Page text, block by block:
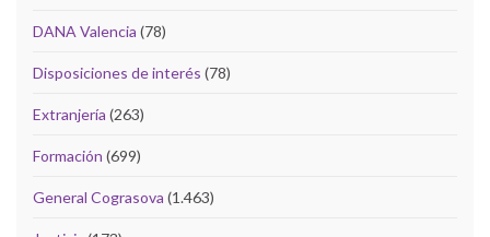
DANA Valencia (78)
Disposiciones de interés (78)
Extranjería (263)
Formación (699)
General Cograsova (1.463)